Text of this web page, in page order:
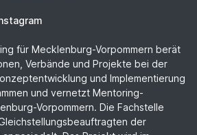
für Mecklenburg-Vorpommern berät
Verbände und Projekte bei der
und Implementierung
und vernetzt Mentoring-
Vorpommern. Die Fachstelle
der